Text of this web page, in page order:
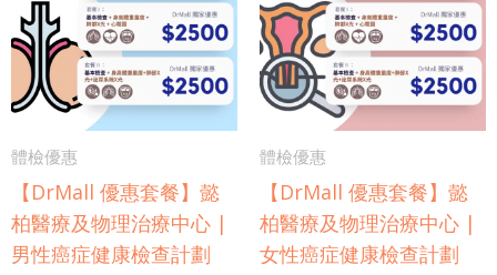
體檢優惠
【DrMall 優惠套餐】懿
柏醫療及物理治療中心 |
男性癌症健康檢查計劃
$2,500.0
multiple
variants.
The
options
may
chosen
on
the
體檢優惠
【DrMall 優惠套餐】懿
柏醫療及物理治療中心 |
女性癌症健康檢查計劃
$2,500.0
The
may
on
the